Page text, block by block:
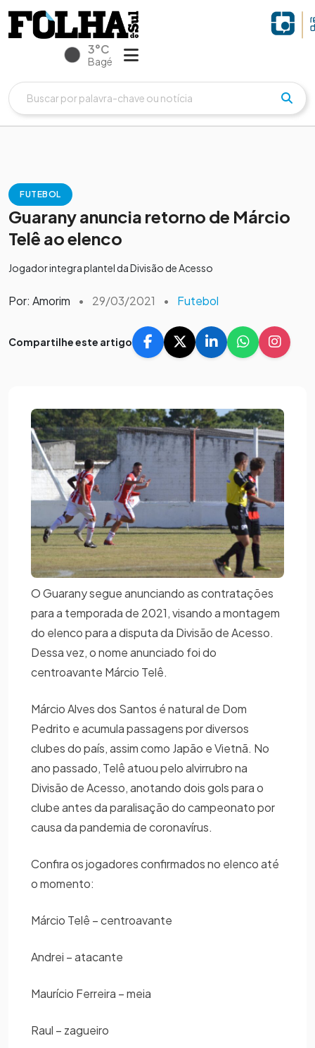
3°C
Bagé
FUTEBOL
Guarany anuncia retorno de Márcio
Telê ao elenco
Jogador integra plantel da Divisão de Acesso
Por: Amorim • 29/03/2021 • Futebol
Compartilhe este artigo
O Guarany segue anunciando as contratações
para a temporada de 2021, visando a montagem
do elenco para a disputa da Divisão de Acesso.
Dessa vez, o nome anunciado foi do
centroavante Márcio Telê.
Márcio Alves dos Santos é natural de Dom
Pedrito e acumula passagens por diversos
clubes do país, assim como Japão e Vietnã. No
ano passado, Telê atuou pelo alvirrubro na
Divisão de Acesso, anotando dois gols para o
clube antes da paralisação do campeonato por
causa da pandemia de coronavírus.
Confira os jogadores confirmados no elenco até
o momento:
Márcio Telê – centroavante
Andrei – atacante
Maurício Ferreira – meia
Raul – zagueiro